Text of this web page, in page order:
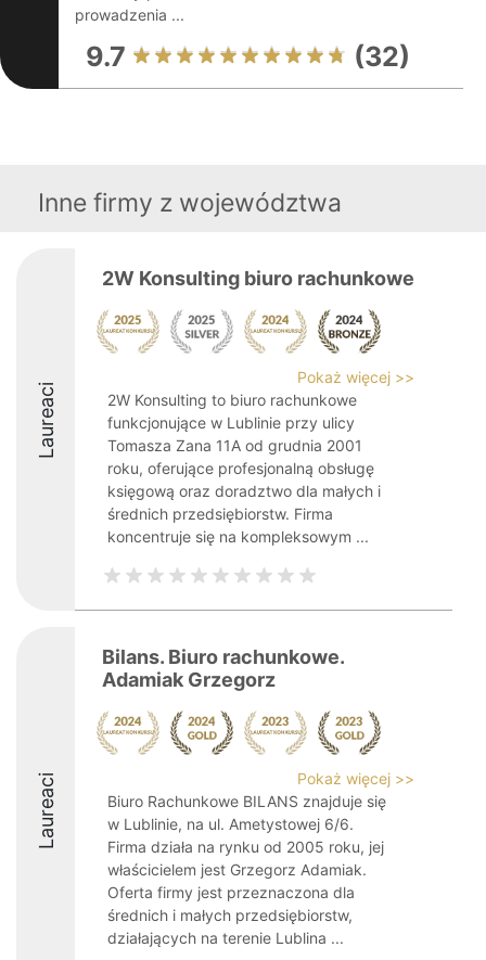
prowadzenia ...
9.7 (32)
Inne firmy z województwa
Laureaci
2W Konsulting biuro rachunkowe
Pokaż więcej >>
2W Konsulting to biuro rachunkowe
funkcjonujące w Lublinie przy ulicy
Tomasza Zana 11A od grudnia 2001
roku, oferujące profesjonalną obsługę
księgową oraz doradztwo dla małych i
średnich przedsiębiorstw. Firma
koncentruje się na kompleksowym ...
Laureaci
Bilans. Biuro rachunkowe.
Adamiak Grzegorz
Pokaż więcej >>
Biuro Rachunkowe BILANS znajduje się
w Lublinie, na ul. Ametystowej 6/6.
Firma działa na rynku od 2005 roku, jej
właścicielem jest Grzegorz Adamiak.
Oferta firmy jest przeznaczona dla
średnich i małych przedsiębiorstw,
działających na terenie Lublina ...